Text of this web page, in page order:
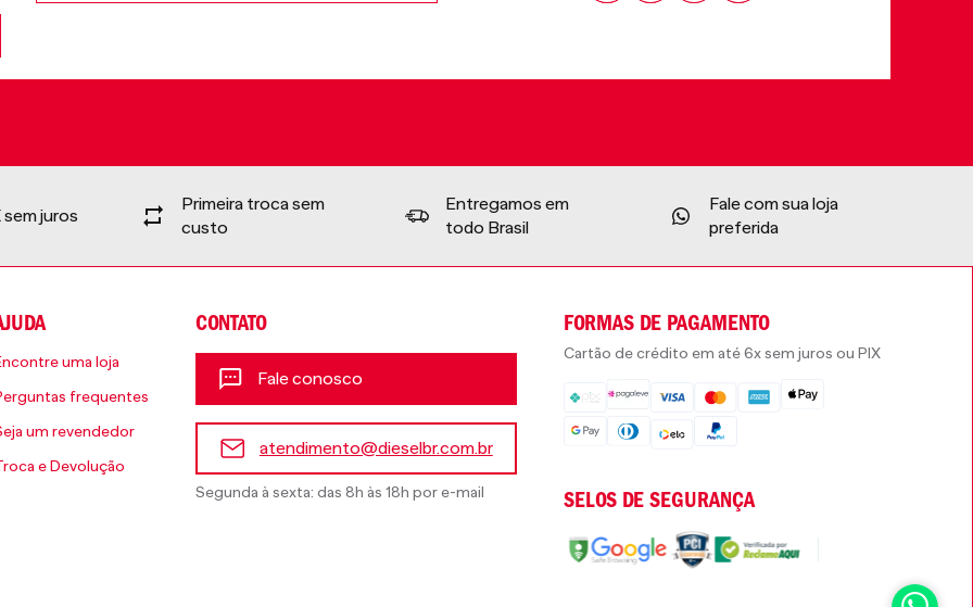
sem juros
Primeira troca sem
custo
Entregamos em
todo Brasil
Fale com sua loja
preferida
uma loja
frequentes
um revendedor
e Devolução
CONTATO
Fale conosco
atendimento@dieselbr.com.br
Segunda à sexta: das 8h às 18h por e-mail
FORMAS DE PAGAMENTO
Cartão de crédito em até 6x sem juros ou PIX
SELOS DE SEGURANÇA